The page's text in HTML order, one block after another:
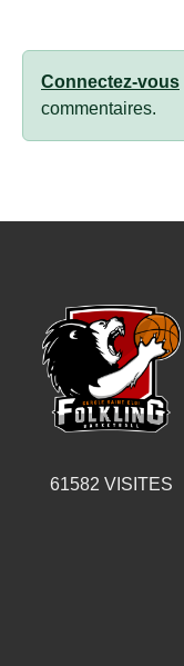
Connectez-vous
commentaires.
61582 VISITES